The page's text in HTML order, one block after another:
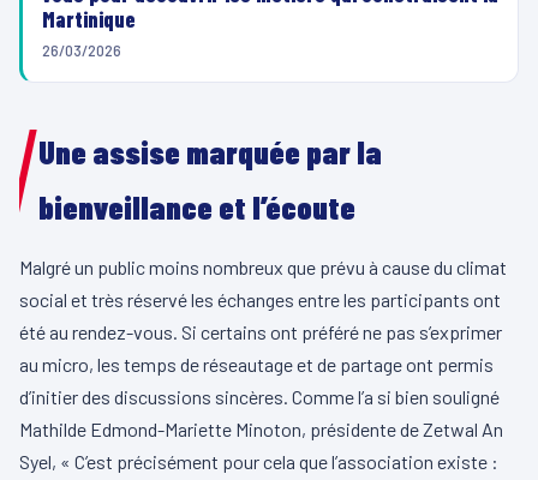
Martinique
26/03/2026
Une assise marquée par la
bienveillance et l’écoute
Malgré un public moins nombreux que prévu à cause du climat
social et très réservé les échanges entre les participants ont
été au rendez-vous. Si certains ont préféré ne pas s’exprimer
au micro, les temps de réseautage et de partage ont permis
d’initier des discussions sincères. Comme l’a si bien souligné
Mathilde Edmond-Mariette Minoton, présidente de Zetwal An
Syel, « C’est précisément pour cela que l’association existe :